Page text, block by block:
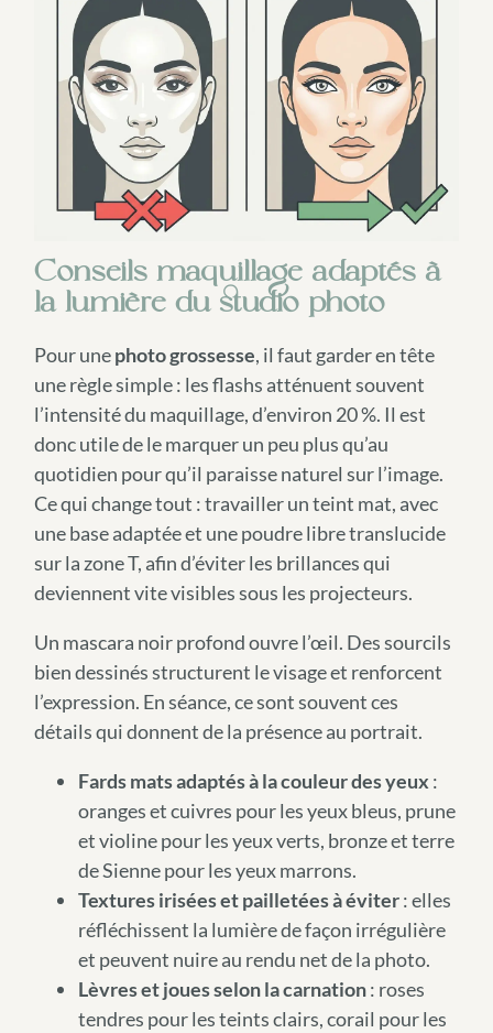
Conseils maquillage adaptés à
la lumière du studio photo
Pour unephoto grossesse, il faut garder en tête
une règle simple : les flashs atténuent souvent
l’intensité du maquillage, d’environ 20 %. Il est
donc utile de le marquer un peu plus qu’au
quotidien pour qu’il paraisse naturel sur l’image.
Ce qui change tout : travailler un teint mat, avec
une base adaptée et une poudre libre translucide
sur la zone T, afin d’éviter les brillances qui
deviennent vite visibles sous les projecteurs.
Un mascara noir profond ouvre l’œil. Des sourcils
bien dessinés structurent le visage et renforcent
l’expression. En séance, ce sont souvent ces
détails qui donnent de la présence au portrait.
Fards mats adaptés à la couleur des yeux :
oranges et cuivres pour les yeux bleus, prune
et violine pour les yeux verts, bronze et terre
de Sienne pour les yeux marrons.
Textures irisées et pailletées à éviter: elles
réfléchissent la lumière de façon irrégulière
et peuvent nuire au rendu net de la photo.
Lèvres et joues selon la carnation: roses
tendres pour les teints clairs, corail pour les